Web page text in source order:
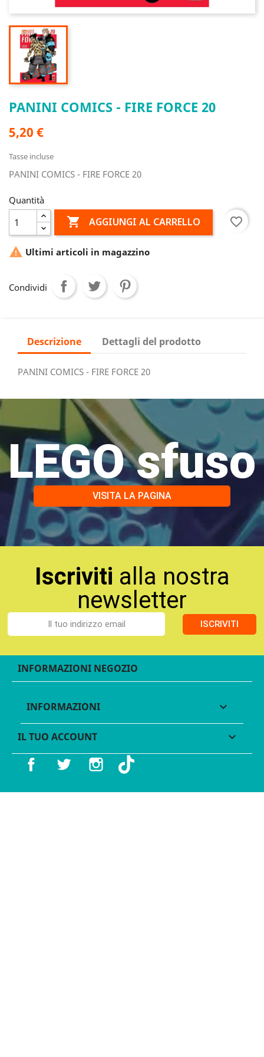
PANINI COMICS - FIRE FORCE 20
5,20 €
Tasse incluse
PANINI COMICS - FIRE FORCE 20
Quantità
 AGGIUNGI AL CARRELLO favorite_border
 Ultimi articoli in magazzino
Condividi
Descrizione Dettagli del prodotto
PANINI COMICS - FIRE FORCE 20
LEGO sfuso
VISITA LA PAGINA
Iscriviti alla nostra
newsletter
ISCRIVITI
INFORMAZIONI NEGOZIO
INFORMAZIONI 
IL TUO ACCOUNT 
Facebook Twitter Instagram